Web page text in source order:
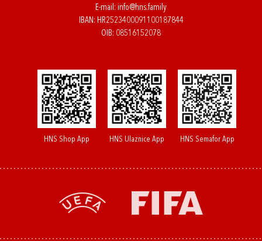
E-mail: info@hns.family
IBAN: HR2523400091100187844
OIB: 08516152078
HNS Shop App HNS Ulaznice App HNS Semafor App